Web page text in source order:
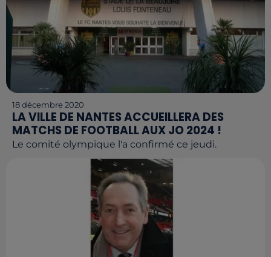
18 décembre 2020
LA VILLE DE NANTES ACCUEILLERA DES
MATCHS DE FOOTBALL AUX JO 2024 !
Le comité olympique l'a confirmé ce jeudi.